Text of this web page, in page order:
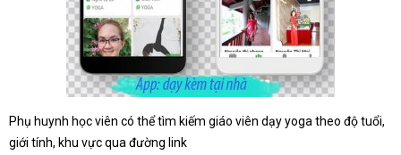
Phụ huynh học viên có thể tìm kiếm giáo viên dạy yoga theo độ tuổi,
giới tính, khu vực qua đường link